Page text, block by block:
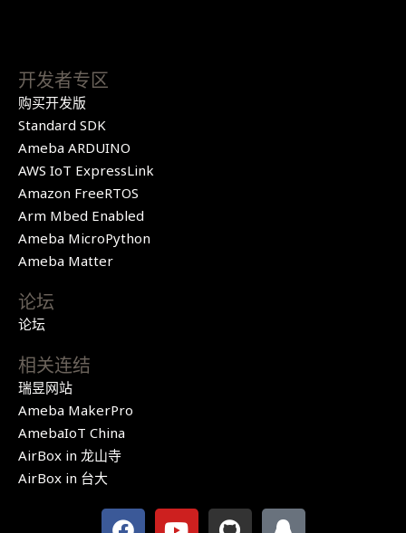
开发者专区
购买开发版
Standard SDK
Ameba ARDUINO
AWS IoT ExpressLink
Amazon FreeRTOS
Arm Mbed Enabled
Ameba MicroPython
Ameba Matter
论坛
论坛
相关连结
瑞昱网站
Ameba MakerPro
AmebaIoT China
AirBox in 龙山寺
AirBox in 台大
F Y G Q